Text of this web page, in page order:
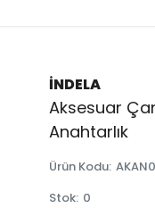
İNDELA
Aksesuar
Anahtarlık
Ürün Kodu:
Stok: 0